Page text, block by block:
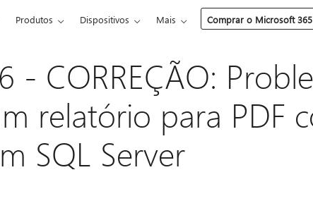
Produtos Dispositivos Mais Comprar o Microsoft 365
- CORREÇÃO:
relatório para PDF
SQL Server